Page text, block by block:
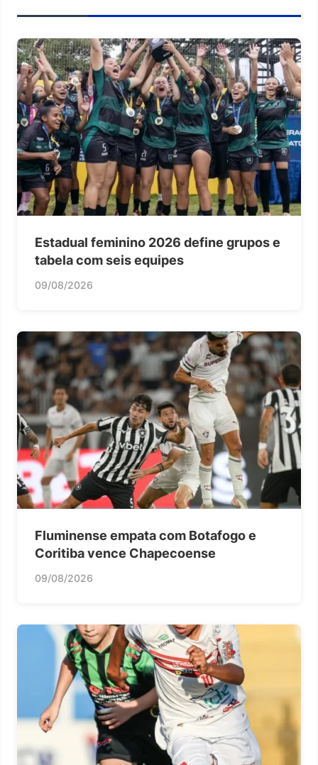
Estadual feminino 2026 define grupos e
tabela com seis equipes
09/08/2026
Fluminense empata com Botafogo e
Coritiba vence Chapecoense
09/08/2026